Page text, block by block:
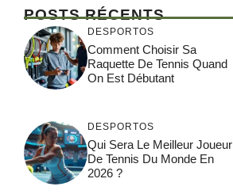
POSTS RÉCENTS
DESPORTOS
Comment Choisir Sa
Raquette De Tennis Quand
On Est Débutant
DESPORTOS
Qui Sera Le Meilleur Joueur
De Tennis Du Monde En
2026 ?